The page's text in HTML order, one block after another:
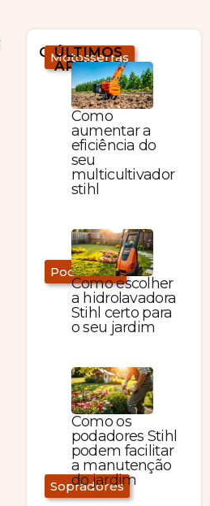
CATEGORIAS
Motosserras
Podadores
Sopradores
ÚLTIMOS
ARTIGOS:
Como
aumentar a
eficiência do
seu
multicultivador
stihl
Como escolher
a hidrolavadora
Stihl certo para
o seu jardim
Como os
podadores Stihl
podem facilitar
a manutenção
do jardim